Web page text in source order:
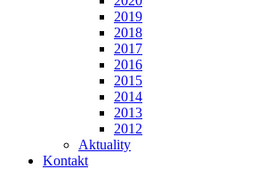
2019
2018
2017
2016
2015
2014
2013
2012
Aktuality
Kontakt